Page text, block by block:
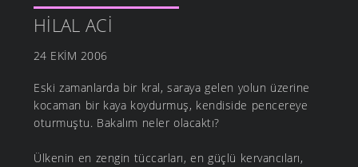
HILAL ACI
24 EKIM 2006
Eski zamanlarda bir kral, saraya gelen yolun üzerine
kocaman bir kaya koydurmuş, kendiside pencereye
oturmuştu. Bakalım neler olacaktı?
Ülkenin en zengin tüccarları, en güçlü kervancıları,